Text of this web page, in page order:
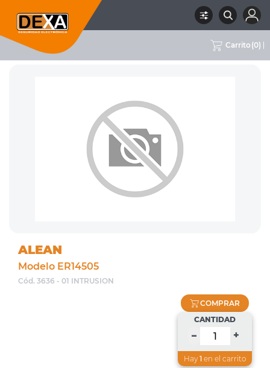
Carrito (0)
RUBRO 01 INTRUSION ALEAN
ALEAN
Modelo ER14505
Cód. 3636 - 01 INTRUSION
COMPRAR
CANTIDAD
– +
Hay 1 en el carrito